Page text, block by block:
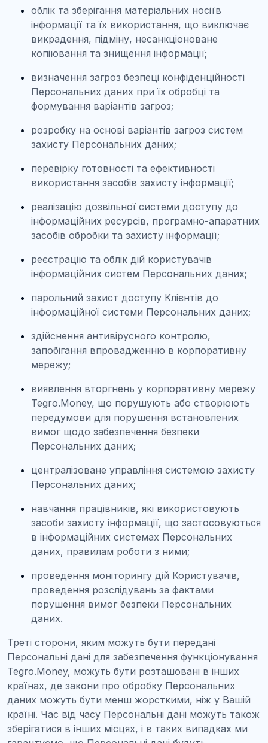
облік та зберігання матеріальних носіїв
інформації та їх використання, що виключає
викрадення, підміну, несанкціоноване
копіювання та знищення інформації;
визначення загроз безпеці конфіденційності
Персональних даних при їх обробці та
формування варіантів загроз;
розробку на основі варіантів загроз систем
захисту Персональних даних;
перевірку готовності та ефективності
використання засобів захисту інформації;
реалізацію дозвільної системи доступу до
інформаційних ресурсів, програмно-апаратних
засобів обробки та захисту інформації;
реєстрацію та облік дій користувачів
інформаційних систем Персональних даних;
парольний захист доступу Клієнтів до
інформаційної системи Персональних даних;
здійснення антивірусного контролю,
запобігання впровадженню в корпоративну
мережу;
виявлення вторгнень у корпоративну мережу
Tegro.Money, що порушують або створюють
передумови для порушення встановлених
вимог щодо забезпечення безпеки
Персональних даних;
централізоване управління системою захисту
Персональних даних;
навчання працівників, які використовують
засоби захисту інформації, що застосовуються
в інформаційних системах Персональних
даних, правилам роботи з ними;
проведення моніторингу дій Користувачів,
проведення розслідувань за фактами
порушення вимог безпеки Персональних
даних.
Треті сторони, яким можуть бути передані
Персональні дані для забезпечення функціонування
Tegro.Money, можуть бути розташовані в інших
країнах, де закони про обробку Персональних
даних можуть бути менш жорсткими, ніж у Вашій
країні. Час від часу Персональні дані можуть також
зберігатися в інших місцях, і в таких випадках ми